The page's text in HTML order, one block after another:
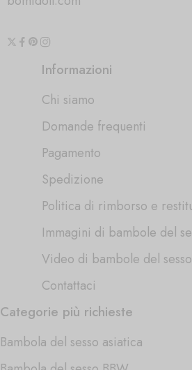
Informazioni
Chi siamo
Domande frequenti
Pagamento
Spedizione
Politica di rimborso e
Immagini di bambole del
Video di bambole del sesso
Contattaci
Categorie più richieste
Bambola del sesso asiatica